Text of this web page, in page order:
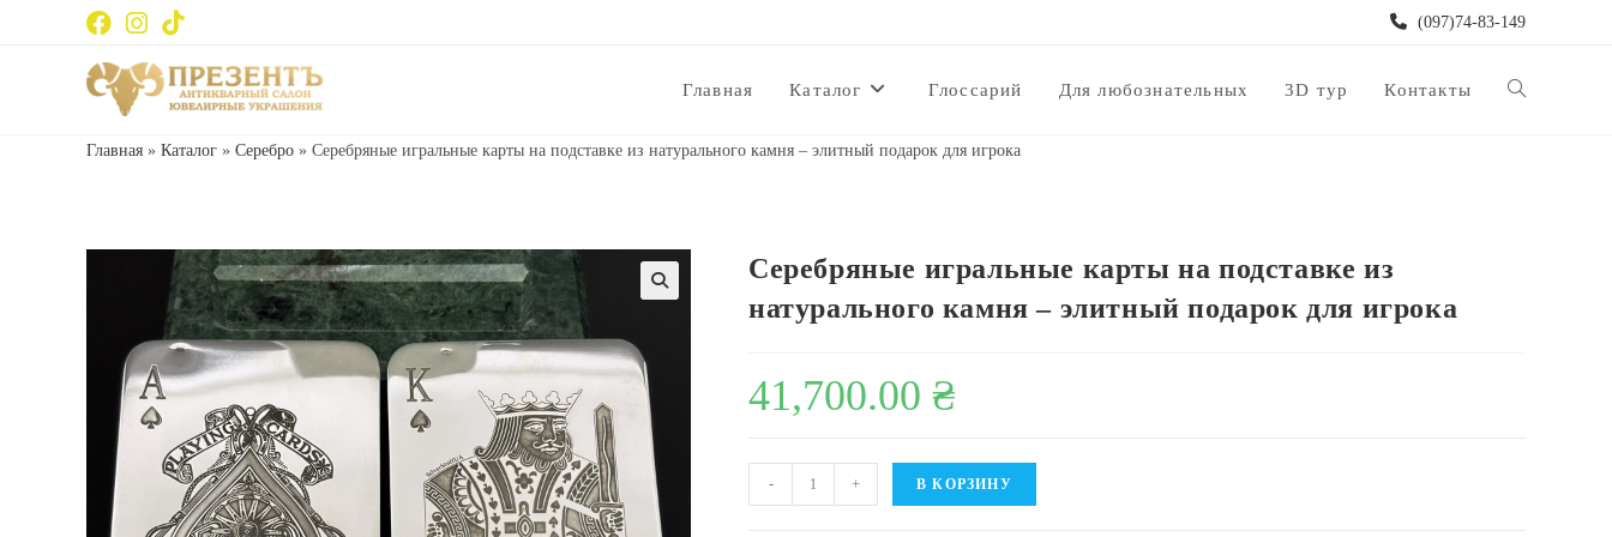
(097)74-83-149
Главная Каталог Глоссарий Для любознательных 3D тур Контакты Переключить
Главная » Каталог » Серебро » Серебряные игральные карты на подставке из натурального камня – элитный подарок для игрока
Серебряные игральные карты на подставке из
натурального камня – элитный подарок для игрока
41,700.00 ₴
Количество
товара
- + В КОРЗИНУ